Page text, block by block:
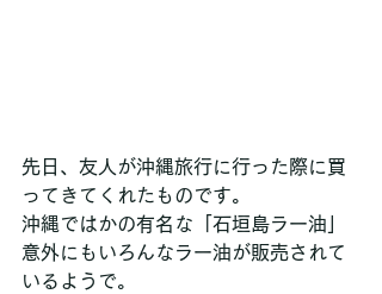
先日、友人が沖縄旅行に行った際に買
ってきてくれたものです。
沖縄ではかの有名な「石垣島ラー油」
意外にもいろんなラー油が販売されて
いるようで。